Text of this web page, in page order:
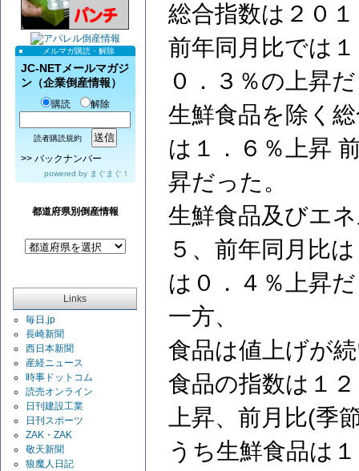
メルマガ購読・解除
JC-NETメールマガジ
ン（企業倒産情報）
購読 解除
読者購読規約
>> バックナンバー
powered by まぐまぐ！
都道府県別倒産情報
Links
毎日.jp
長崎新聞
西日本新聞
産経ニュース
時事ドットコム
読売オンライン
日刊建設工業
日刊スポーツ
ZAK・ZAK
敬天新聞
狼魔人日記
総合指数は２０
前年同月比では
０．３％の上昇
生鮮食品を除く
は１．６％上昇
昇だった。
生鮮食品及びエ
５、前年同月比
は０．４％上昇
一方、
食品は値上げが
食品の指数は１
上昇、前月比(
うち生鮮食品は